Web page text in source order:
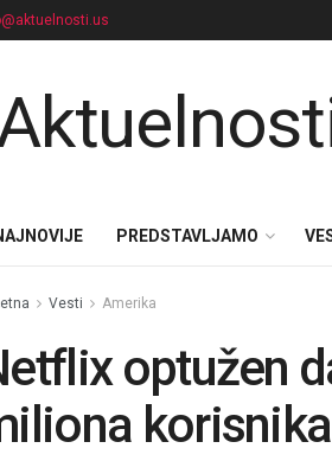
PREDSTAVLJAMO
Vesti Amerika
optužen
korisnika